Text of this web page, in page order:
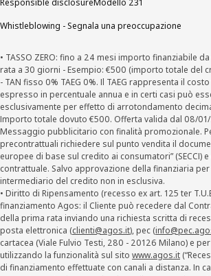
Whistleblowing - Segnala una preoccupazione
• TASSO ZERO: fino a 24 mesi importo finanziabile
rata a 30 giorni - Esempio: €500 (importo totale del
- TAN fisso 0% TAEG 0%. Il TAEG rappresenta il
espresso in percentuale annua e in certi casi può
esclusivamente per effetto di arrotondamento
Importo totale dovuto €500. Offerta valida dal 08/
Messaggio pubblicitario con finalità promozionale.
precontrattuali richiedere sul punto vendita il
europee di base sul credito ai consumatori” (SECCI)
contrattuale. Salvo approvazione della finanziaria per
intermediario del credito non in esclusiva.
• Diritto di Ripensamento (recesso ex art. 125 ter
finanziamento Agos: il Cliente può recedere dal
della prima rata inviando una richiesta scritta di
posta elettronica (clienti@agos.it), pec (
cartacea (Viale Fulvio Testi, 280 - 20126 Milano) e
utilizzando la funzionalità sul sito www.agos.it
di finanziamento effettuate con canali a distanza. In